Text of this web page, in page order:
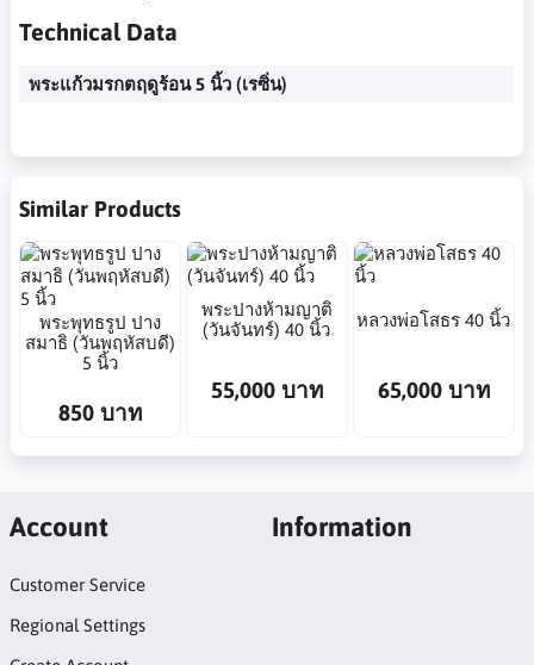
Technical Data
พระแก้วมรกตฤดูร้อน 5 นิ้ว (เรซิ่น)
Similar Products
พระพุทธรูป ปาง
สมาธิ (วันพฤหัสบดี)
5 นิ้ว
850 บาท
พระปางห้ามญาติ
(วันจันทร์) 40 นิ้ว
55,000 บาท
หลวงพ่อโสธร 40 นิ้ว
65,000 บาท
Account
Customer Service
Regional Settings
Information